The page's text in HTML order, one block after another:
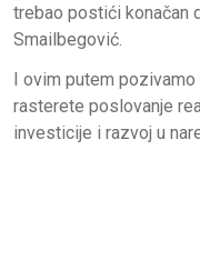
trebao postići konačan
Smailbegović.
I ovim putem
rasterete poslovanje
investicije i razvoj u